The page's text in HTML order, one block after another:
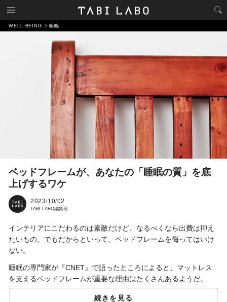
WELL-BEING 睡眠
ベッドフレームが、あなたの「睡眠の質」を底
上げするワケ
2023/10/02
TABI LABO編集部
インテリアにこだわるのは素敵だけど、なるべくなら出費は抑え
たいもの。でもだからといって、ベッドフレームを侮ってはいけ
ない。
睡眠の専門家が『CNET』で語ったところによると、マットレス
を支えるベッドフレームが重要な理由はたくさんあるようだ。
まず、ベッドフレームはマットレスを床から持ち上げ、
続きを見る